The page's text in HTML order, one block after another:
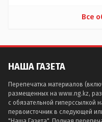
Все
НАША ГАЗЕТА
Перепечатка материалов
размещенных на www.ng.kz,
с обязательной гиперссылкой
первоисточник в следующей